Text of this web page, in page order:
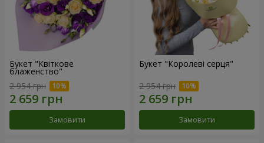
Букет "Квіткове
блаженство"
2 954 грн
Замовити
Букет "Королеві серця"
2 954 грн
Замовити